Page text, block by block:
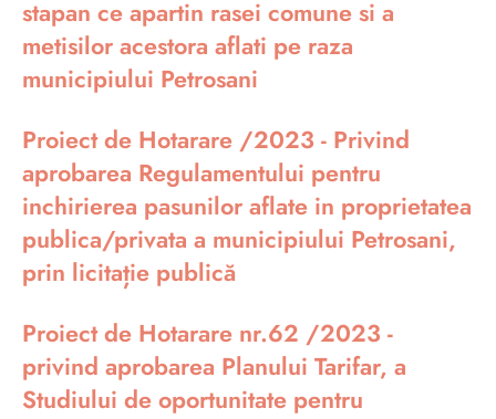
stapan ce apartin rasei comune si a
metisilor acestora aflati pe raza
municipiului Petrosani
Proiect de Hotarare /2023 - Privind
aprobarea Regulamentului pentru
inchirierea pasunilor aflate in proprietatea
publica/privata a municipiului Petrosani,
prin licitație publică
Proiect de Hotarare nr.62 /2023 -
privind aprobarea Planului Tarifar, a
Studiului de oportunitate pentru